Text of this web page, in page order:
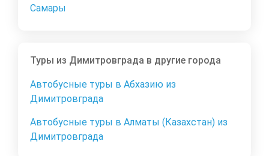
Самары
Туры из Димитровграда в другие города
Автобусные туры в Абхазию из
Димитровграда
Автобусные туры в Алматы (Казахстан) из
Димитровграда